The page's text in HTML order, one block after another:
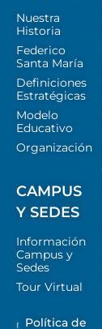
Nuestra
Historia
Federico
Santa María
Definiciones
Estratégicas
Modelo
Educativo
Organización
CAMPUS
Y SEDES
Información
Campus y
Sedes
Tour Virtual
Política de